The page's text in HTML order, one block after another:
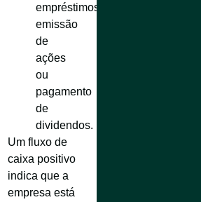
empréstimos,
emissão
de
ações
ou
pagamento
de
dividendos.
Um fluxo de
caixa positivo
indica que a
empresa está